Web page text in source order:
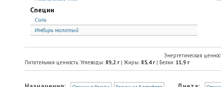
Специи
Соль
Имбирь молотый
Энергетическая
Питательная ценность: Углеводы: 89,2 г| Жиры: 85,4г| Белки: 11,9 г